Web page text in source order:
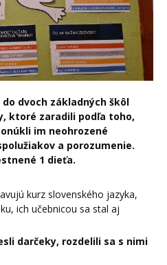
dvoch základných škôl
ktoré zaradili podľa toho,
im neohrozené
a porozumenie.
1 dieťa.
kurz slovenského jazyka,
ich učebnicou sa stal aj
darčeky, rozdelili sa s nimi